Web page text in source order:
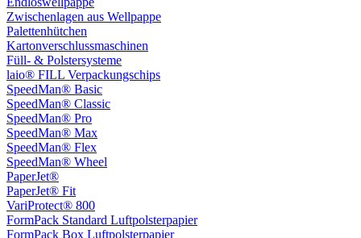
Zwischenlagen aus Wellpappe
Palettenhütchen
Kartonverschlussmaschinen
Füll- & Polstersysteme
laio® FILL Verpackungschips
SpeedMan® Basic
SpeedMan® Classic
SpeedMan® Pro
SpeedMan® Max
SpeedMan® Flex
SpeedMan® Wheel
PaperJet®
PaperJet® Fit
VariProtect® 800
FormPack Standard Luftpolsterpapier
FormPack Box Luftpolsterpapier